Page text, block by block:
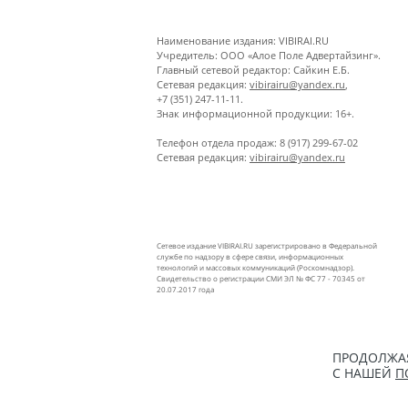
Наименование издания: VIBIRAI.RU
Учредитель: ООО «Алое Поле Адвертайзинг».
Главный сетевой редактор: Сайкин Е.Б.
Сетевая редакция: vibirairu@yandex.ru
+7 (351) 247-11-11.
Знак информационной продукции: 16+.
Телефон отдела продаж: 8 (917) 299-67-02
Сетевая редакция: vibirairu@yandex.ru
Сетевое издание VIBIRAI.RU зарегистрировано в Федеральной
службе по надзору в сфере связи, информационных
технологий и массовых коммуникаций (Роскомнадзор).
Свидетельство о регистрации СМИ ЭЛ № ФС 77 - 70345 от
20.07.2017 года
С НАШЕЙ